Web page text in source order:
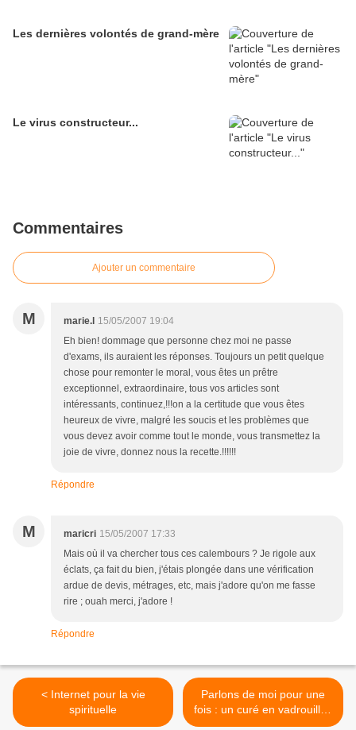
Les dernières volontés de grand-mère
Le virus constructeur...
Commentaires
Ajouter un commentaire
M marie.l 15/05/2007 19:04
Eh bien! dommage que personne chez moi ne passe
d'exams, ils auraient les réponses. Toujours un petit quelque
chose pour remonter le moral, vous êtes un prêtre
exceptionnel, extraordinaire, tous vos articles sont
intéressants, continuez,!!!on a la certitude que vous êtes
heureux de vivre, malgré les soucis et les problèmes que
vous devez avoir comme tout le monde, vous transmettez la
joie de vivre, donnez nous la recette.!!!!!!
Répondre
M maricri 15/05/2007 17:33
Mais où il va chercher tous ces calembours ? Je rigole aux
éclats, ça fait du bien, j'étais plongée dans une vérification
ardue de devis, métrages, etc, mais j'adore qu'on me fasse
rire ; ouah merci, j'adore !
Répondre
< Internet pour la vie
spirituelle
Parlons de moi pour une
fois : un curé en vadrouille !
>